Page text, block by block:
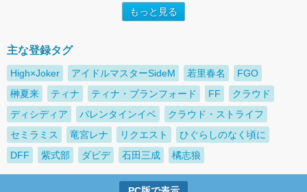
もっと見る
主な登録タグ
High×Joker アイドルマスターSideM 若里春名
FGO
榊夏来
ティナ ティナ・ブランフォード FF
クラウド
ディシディア
バレンタインイベ
クラウド・ストライフ
セミラミス
竜宮レナ リクエスト
ひぐらしのなく頃に
DFF
紫式部 ダビデ 石田三成 橘志狼